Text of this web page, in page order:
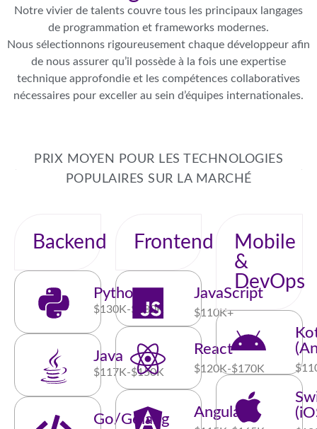
Notre vivier de talents couvre tous les principaux langages
de programmation et frameworks modernes.
Nous sélectionnons rigoureusement chaque développeur afin
de nous assurer qu’il possède à la fois une expertise
technique approfondie et les compétences collaboratives
nécessaires pour exceller au sein d’équipes internationales.
PRIX MOYEN POUR LES TECHNOLOGIES
POPULAIRES SUR LA MARCHÉ
Backend
Python
$130K-$180K
Java
$117K-$150K
Go/Golang
Frontend
JavaScript
$110K+
React
$120K-$170K
Angular
Mobile
&
DevOps